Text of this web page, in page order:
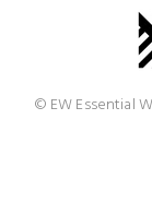
© EW Essential